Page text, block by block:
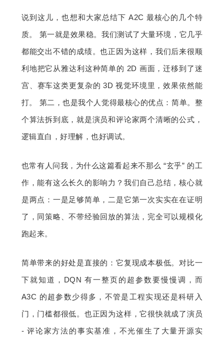
说到这儿，也想和大家总结下 A2C 最核心的几个特
质。 第一就是效果稳。我们测试了大量环境，它几乎
都能交出不错的成绩。也正因为这样，我们后来很顺
利地把它从雅达利这种简单的 2D 画面，迁移到了迷
宫、赛车这类更复杂的 3D 视觉环境里，效果依然能
打。 第二，也是我个人觉得最核心的优点：简单。整
个算法拆到底，就是演员和评论家两个清晰的公式，
逻辑直白，好理解，也好调试。
也常有人问我，为什么这篇看起来不那么 “玄乎” 的工
作，能有这么长久的影响力？我们自己总结，核心就
是两点：一是足够简单，二是它第一次实实在在证明
了，同策略、不带经验回放的算法，完全可以规模化
跑起来。
简单带来的好处是直接的：它复现成本极低。对比一
下就知道，DQN 有一整页的超参数要慢慢调，而
A3C 的超参数少得多，不管是工程实现还是科研入
门，门槛都很低。也正因为这样，它很快就成了演员
- 评论家方法的事实基准，不光催生了大量开源实